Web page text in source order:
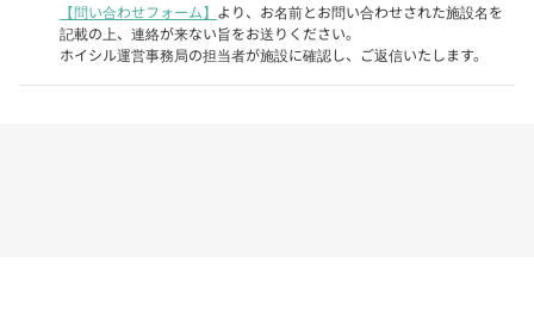
【問い合わせフォーム】 より、お名前とお問い合わせされた施設名を
記載の上、連絡が来ない旨をお送りください。
ホイシル運営事務局の担当者が施設に確認し、ご返信いたします。